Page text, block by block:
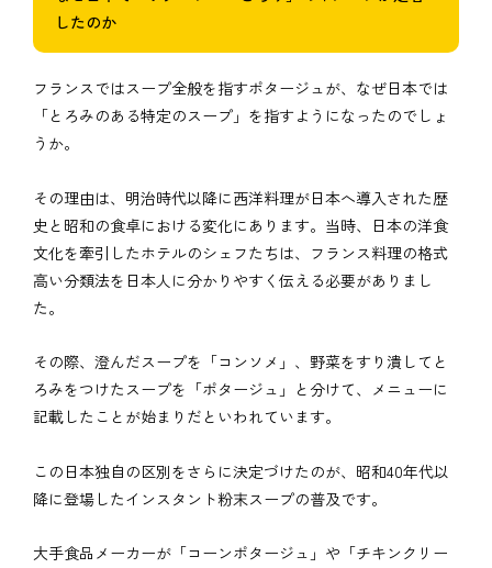
したのか
フランスではスープ全般を指すポタージュが、なぜ日本では
「とろみのある特定のスープ」を指すようになったのでしょ
うか。
その理由は、明治時代以降に西洋料理が日本へ導入された歴
史と昭和の食卓における変化にあります。当時、日本の洋食
文化を牽引したホテルのシェフたちは、フランス料理の格式
高い分類法を日本人に分かりやすく伝える必要がありまし
た。
その際、澄んだスープを「コンソメ」、野菜をすり潰してと
ろみをつけたスープを「ポタージュ」と分けて、メニューに
記載したことが始まりだといわれています。
この日本独自の区別をさらに決定づけたのが、昭和40年代以
降に登場したインスタント粉末スープの普及です。
大手食品メーカーが「コーンポタージュ」や「チキンクリー